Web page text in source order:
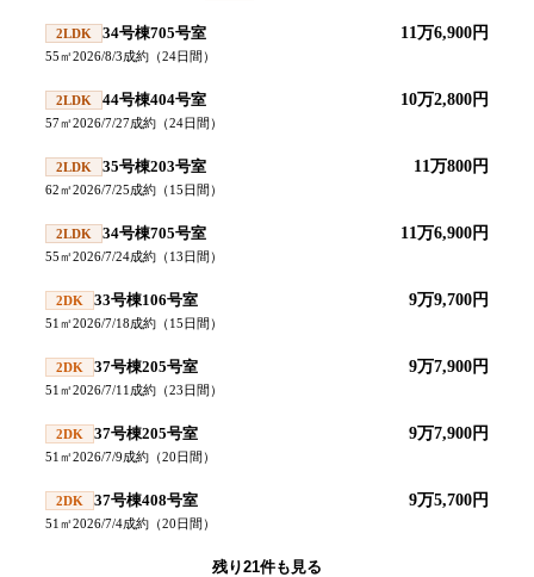
2LDK 34号棟705号室 11万6,900円
55㎡2026/8/3成約 （24日間）
2LDK 44号棟404号室 10万2,800円
57㎡2026/7/27成約 （24日間）
2LDK 35号棟203号室 11万800円
62㎡2026/7/25成約 （15日間）
2LDK 34号棟705号室 11万6,900円
55㎡2026/7/24成約 （13日間）
2DK 33号棟106号室 9万9,700円
51 ㎡2026/7/18成約 （15日間）
2DK 37号棟205号室 9万7,900円
51 ㎡2026/7/11 成約 （23日間）
2DK 37号棟205号室 9万7,900円
51 ㎡2026/7/9成約 （20日間）
2DK 37号棟408号室 9万5,700円
51 ㎡2026/7/4成約 （20日間）
残り21件も見る